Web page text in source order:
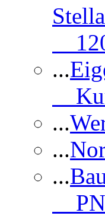
...
...
...
...
PN